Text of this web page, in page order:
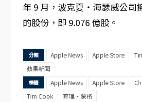
年 9 月，波克夏‧海瑟威公司
的股份，即 9.076 億股。
分類 Apple News Apple Store
蘋果新聞
標籤 Apple News Apple Store
Tim Cook
查理·蒙格